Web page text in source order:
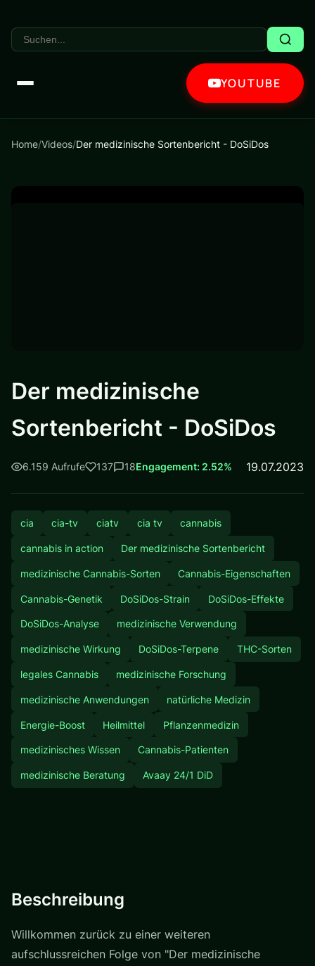
YOUTUBE
Home/Videos/Der medizinische Sortenbericht - DoSiDos
Der medizinische
Sortenbericht - DoSiDos
6.159 Aufrufe 137 18Engagement: 2.52% 19.07.2023
cia cia-tv ciatv cia tv cannabis
cannabis in action Der medizinische Sortenbericht
medizinische Cannabis-Sorten Cannabis-Eigenschaften
Cannabis-Genetik DoSiDos-Strain DoSiDos-Effekte
DoSiDos-Analyse medizinische Verwendung
medizinische Wirkung DoSiDos-Terpene THC-Sorten
legales Cannabis medizinische Forschung
medizinische Anwendungen natürliche Medizin
Energie-Boost Heilmittel Pflanzenmedizin
medizinisches Wissen Cannabis-Patienten
medizinische Beratung Avaay 24/1 DiD
Beschreibung
Willkommen zurück zu einer weiteren
aufschlussreichen Folge von "Der medizinische